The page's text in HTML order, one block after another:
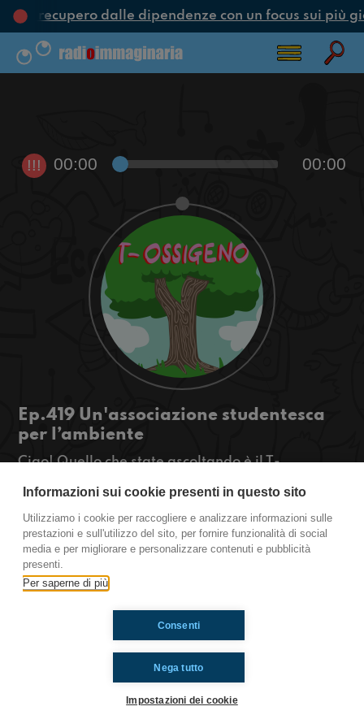
e recupero dalle dipendenze con un focus sui più
!!! 00:00 00:00
Ep.419 Un'associazione studentesca
per l’ambiente
Ciao! Quello che state ascoltando è il T-
Radioimmaginaria in cui vi parlo di ambiente,
natura e animali. Oggi parleremo della prima
associazione studentesca per l’ambiente.
https://www.radioimmaginaria.it
Informazioni sui cookie presenti in questo sito
Utilizziamo i cookie per raccogliere e analizzare informazioni sulle
prestazioni e sull'utilizzo del sito, per fornire funzionalità di social
media e per migliorare e personalizzare contenuti e pubblicità
presenti.
Per saperne di più
Nega tutto
Consenti
Impostazioni dei cookie